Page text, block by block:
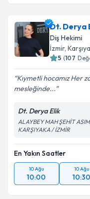
Dt. Derya
Diş Hekimi
İzmir,
5 (107
Kıymetli hocamız Her
mesleğinde...
Dt. Derya Elik
ALAYBEY MAH ŞEHİT
KARŞIYAKA / İZMİR
En Yakın Saatler
10 Ağu
10:00
10 Ağu
10:30